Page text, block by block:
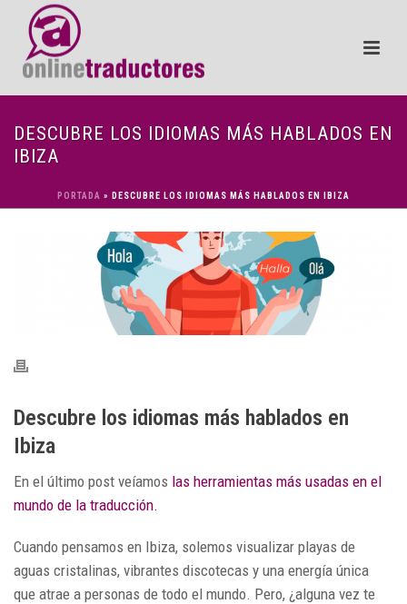
DESCUBRE LOS IDIOMAS MÁS HABLADOS EN
IBIZA
PORTADA » DESCUBRE LOS IDIOMAS MÁS HABLADOS EN IBIZA
Descubre los idiomas más hablados en
Ibiza
En el último post veíamos las herramientas más usadas en el
mundo de la traducción.
Cuando pensamos en Ibiza, solemos visualizar playas de
aguas cristalinas, vibrantes discotecas y una energía única
que atrae a personas de todo el mundo. Pero, ¿alguna vez te